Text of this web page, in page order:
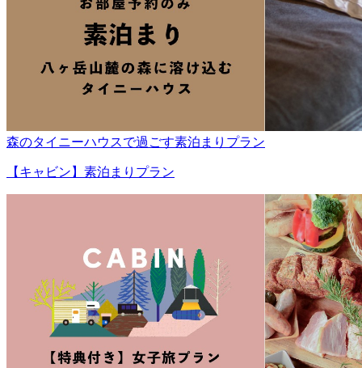
森のタイニーハウスで過ごす素泊まりプラン
【キャビン】素泊まりプラン